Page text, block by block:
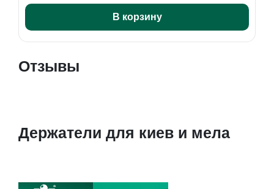
В корзину
Отзывы
Держатели для киев и мела